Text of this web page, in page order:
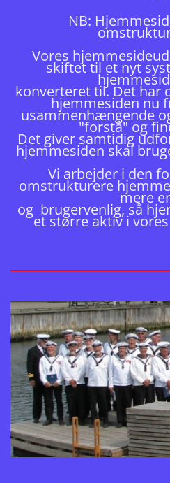
NB:
Vores
skiftet til et nyt
konverteret til. Det har
hjemmesiden nu
usammenhængende
"forstå" og
Det giver samtidig
hjemmesiden skal
Vi arbejder i den
omstrukturere
mere
og brugervenlig, så
et større aktiv i